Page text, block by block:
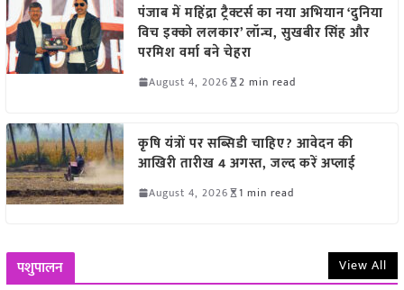
पंजाब में महिंद्रा ट्रैक्टर्स का नया अभियान ‘दुनिया
विच इक्को ललकार’ लॉन्च, सुखबीर सिंह और
परमिश वर्मा बने चेहरा
August 4, 2026 2 min read
कृषि यंत्रों पर सब्सिडी चाहिए? आवेदन की
आखिरी तारीख 4 अगस्त, जल्द करें अप्लाई
August 4, 2026 1 min read
पशुपालन View All